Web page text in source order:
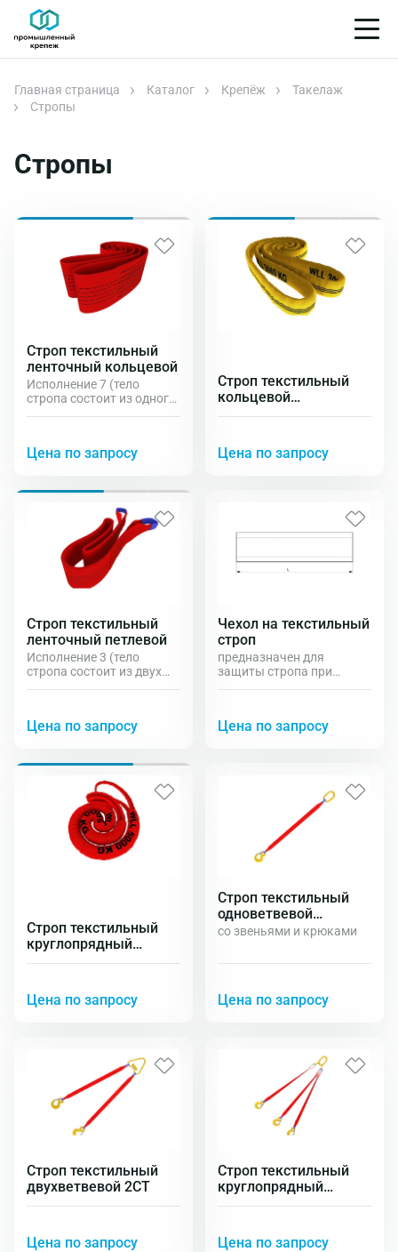
Главная страница Каталог Крепёж
Такелаж
Стропы
Стропы
Строп текстильный
ленточный кольцевой
Исполнение 7 (тело
стропа состоит из одного
Цена по запросу
Строп текстильный
кольцевой
круглопрядный СТКК
Цена по запросу
Строп текстильный
ленточный петлевой
Исполнение 3 (тело
стропа состоит из двух
слоёв ленты); исполнение
Цена по запросу
Чехол на текстильный
строп
предназначен для
защиты стропа при
подъёме предметов с
Цена по запросу
Строп текстильный
круглопрядный
петлевой СТКп
Цена по запросу
Строп текстильный
одноветвевой
круглопрядный 1СТ
со звеньями и крюками
Цена по запросу
Строп текстильный
двухветвевой 2СТ
Цена по запросу
Строп текстильный
круглопрядный
трёхветвевой 3СТ
Цена по запросу